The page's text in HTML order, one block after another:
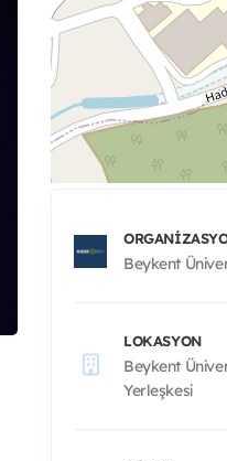
Beykent
LOKASYON
Beykent
Yerleşkesi